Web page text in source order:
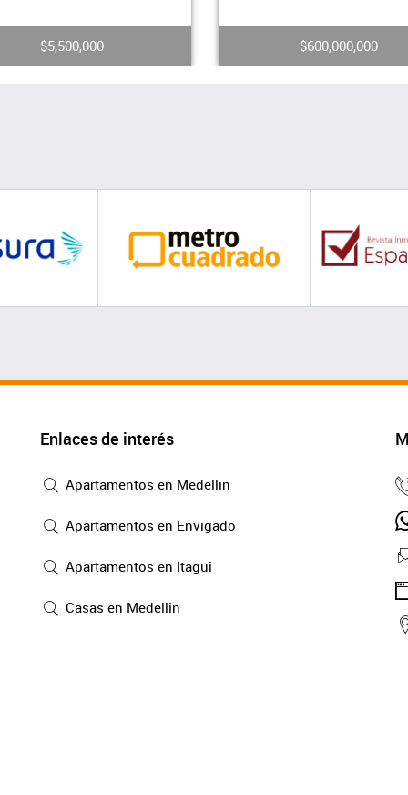
$600,000,000 $2,900,000
Enlaces de interés
Apartamentos en Medellin
Apartamentos en Envigado
Apartamentos en Itagui
Casas en Medellin